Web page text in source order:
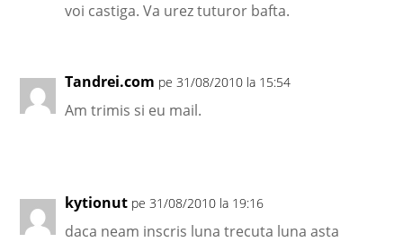
voi castiga. Va urez tuturor bafta.
Tandrei.com pe 31/08/2010 la 15:54
Am trimis si eu mail.
kytionut pe 31/08/2010 la 19:16
daca neam inscris luna trecuta luna asta